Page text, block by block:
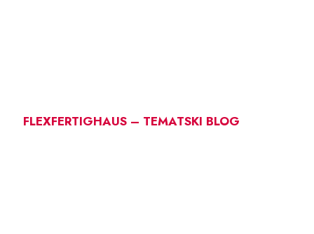
FLEXFERTIGHAUS – TEMATSKI BLOG